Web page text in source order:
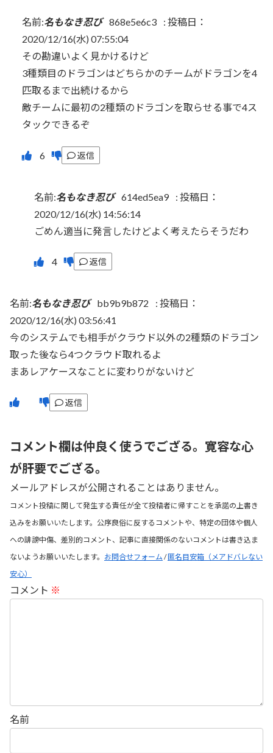
名前:名もなき忍び 868e5e6c3 : 投稿日：
2020/12/16(水) 07:55:04
その勘違いよく見かけるけど
3種類目のドラゴンはどちらかのチームがドラゴンを4
匹取るまで出続けるから
敵チームに最初の2種類のドラゴンを取らせる事で4ス
タックできるぞ
返信
名前:名もなき忍び 614ed5ea9 : 投稿日：
2020/12/16(水) 14:56:14
ごめん適当に発言したけどよく考えたらそうだわ
返信
名前:名もなき忍び bb9b9b872 : 投稿日：
2020/12/16(水) 03:56:41
今のシステムでも相手がクラウド以外の2種類のドラゴン
取った後なら4つクラウド取れるよ
まあレアケースなことに変わりがないけど
返信
コメント欄は仲良く使うでござる。寛容な心
が肝要でござる。
メールアドレスが公開されることはありません。
コメント投稿に関して発生する責任が全て投稿者に帰すことを承諾の上書き
込みをお願いいたします。公序良俗に反するコメントや、特定の団体や個人
への誹謗中傷、差別的コメント、記事に直接関係のないコメントは書き込ま
ないようお願いいたします。 お問合せフォーム /匿名目安箱（メアドバレない
安心）
コメント ※
名前